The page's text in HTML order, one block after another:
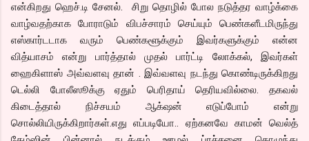
என்கிறது ஹெச்.டி சேனல். சிறு தொழில் போல நடுத்தர வாழ்க்கை
வாழ்வதற்காக போராடும் விபச்சாரம் செய்யும் பெண்களீடமிருந்து
எஸ்கார்டடாக வரும் பெண்களூக்கும் இவர்களுக்கும் என்ன
வித்யாசம் என்று பார்த்தால் முதல் பார்ட்டி லோக்கல், இவர்கள்
ஹைகிளாஸ் அவ்வளவு தான் . இவ்வளவு நடந்து கொண்டிருக்கிறது
டெல்லி போலீஸூக்கு ஏதும் பெரிதாய் தெரியவில்லை. தகவல்
கிடைத்தால் நிச்சயம் ஆக்‌ஷன் எடுப்போம் என்று
சொல்லியிருக்கிறார்கள்.எது எப்படியோ.. ஏற்கனவே காமன் வெல்த்